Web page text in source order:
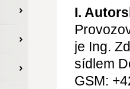
I.
je Ing.
sídlem
GSM: